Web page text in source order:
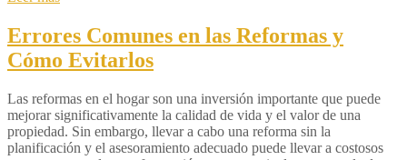
Errores Comunes en las Reformas y
Cómo Evitarlos
Las reformas en el hogar son una inversión importante que puede
mejorar significativamente la calidad de vida y el valor de una
propiedad. Sin embargo, llevar a cabo una reforma sin la
planificación y el asesoramiento adecuado puede llevar a costosos